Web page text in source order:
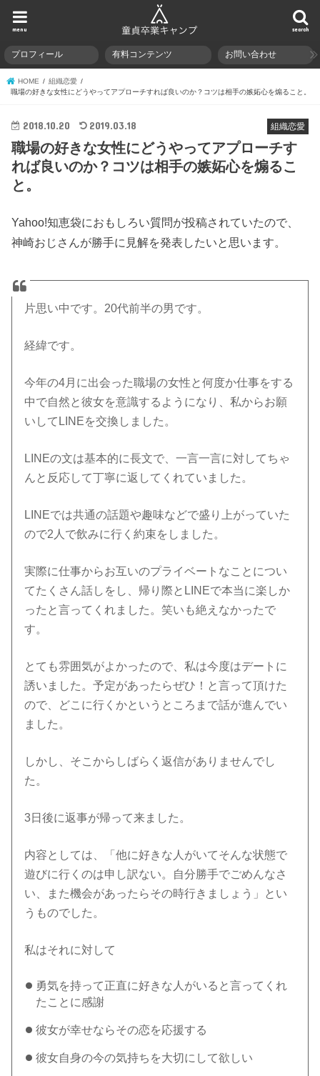
search
menu
プロフィール 有料コンテンツ お問い合わせ
HOME
組織恋愛
職場の好きな女性にどうやってアプローチすれば良いのか？コツは相手の嫉妬心を煽ること。
組織恋愛
2018.10.20 2019.03.18
職場の好きな女性にどうやってアプローチす
れば良いのか？コツは相手の嫉妬心を煽るこ
と。
Yahoo!知恵袋におもしろい質問が投稿されていたので、
神崎おじさんが勝手に見解を発表したいと思います。
片思い中です。20代前半の男です。
経緯です。
今年の4月に出会った職場の女性と何度か仕事をする
中で自然と彼女を意識するようになり、私からお願
いしてLINEを交換しました。
LINEの文は基本的に長文で、一言一言に対してちゃ
んと反応して丁寧に返してくれていました。
LINEでは共通の話題や趣味などで盛り上がっていた
ので2人で飲みに行く約束をしました。
実際に仕事からお互いのプライベートなことについ
てたくさん話しをし、帰り際とLINEで本当に楽しか
ったと言ってくれました。笑いも絶えなかったで
す。
とても雰囲気がよかったので、私は今度はデートに
誘いました。予定があったらぜひ！と言って頂けた
ので、どこに行くかというところまで話が進んでい
ました。
しかし、そこからしばらく返信がありませんでし
た。
3日後に返事が帰って来ました。
内容としては、「他に好きな人がいてそんな状態で
遊びに行くのは申し訳ない。自分勝手でごめんなさ
い、また機会があったらその時行きましょう」とい
うものでした。
私はそれに対して
勇気を持って正直に好きな人がいると言ってくれ
たことに感謝
彼女が幸せならその恋を応援する
彼女自身の今の気持ちを大切にして欲しい